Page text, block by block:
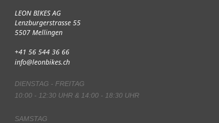
LEON BIKES AG
Lenzburgerstrasse 55
5507 Mellingen
+41 56 544 36 66
info@leonbikes.ch
DIENSTAG - FREITAG
10:00 - 12:30 UHR & 14:00 - 18:30 UHR
SAMSTAG